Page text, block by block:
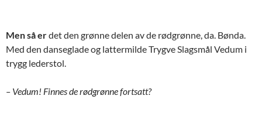
Men så erdet den grønne delen av de rødgrønne, da. Bønda.
Med den danseglade og lattermilde Trygve Slagsmål Vedum i
trygg lederstol.
– Vedum! Finnes de rødgrønne fortsatt?